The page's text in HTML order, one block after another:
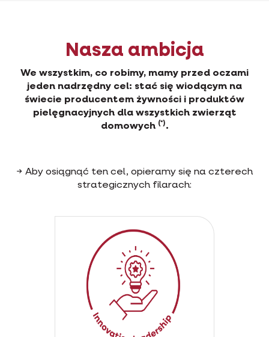
Nasza ambicja
We wszystkim, co robimy, mamy przed oczami
jeden nadrzędny cel: stać się wiodącym na
świecie producentem żywności i produktów
pielęgnacyjnych dla wszystkich zwierząt
domowych (*).
→ Aby osiągnąć ten cel, opieramy się na czterech
strategicznych filarach: